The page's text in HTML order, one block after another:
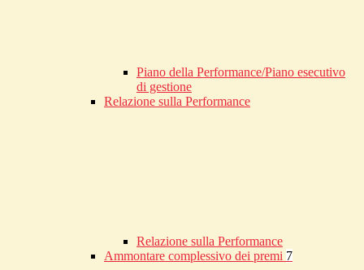
Piano della Performance/Piano esecutivo
di gestione
Relazione sulla Performance
Relazione sulla Performance
Ammontare complessivo dei premi 7